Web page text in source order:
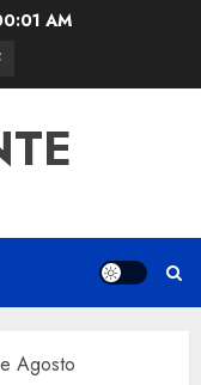
AM
Agosto